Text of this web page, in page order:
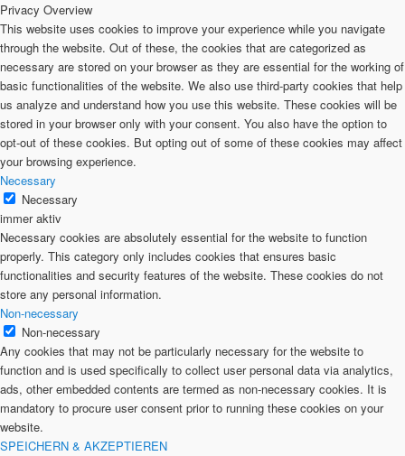
Privacy Overview
This website uses cookies to improve your experience while you navigate
through the website. Out of these, the cookies that are categorized as
necessary are stored on your browser as they are essential for the working of
basic functionalities of the website. We also use third-party cookies that help
us analyze and understand how you use this website. These cookies will be
stored in your browser only with your consent. You also have the option to
opt-out of these cookies. But opting out of some of these cookies may affect
your browsing experience.
Necessary
Necessary
immer aktiv
Necessary cookies are absolutely essential for the website to function
properly. This category only includes cookies that ensures basic
functionalities and security features of the website. These cookies do not
store any personal information.
Non-necessary
Non-necessary
Any cookies that may not be particularly necessary for the website to
function and is used specifically to collect user personal data via analytics,
ads, other embedded contents are termed as non-necessary cookies. It is
mandatory to procure user consent prior to running these cookies on your
website.
SPEICHERN & AKZEPTIEREN